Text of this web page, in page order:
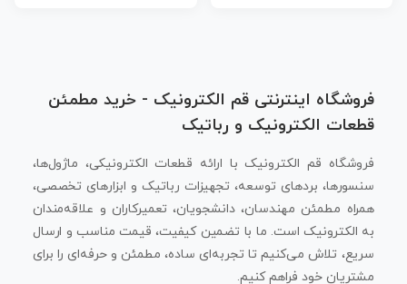
فروشگاه اینترنتی قم الکترونیک - خرید مطمئن
قطعات الکترونیک و رباتیک
فروشگاه قم الکترونیک با ارائه قطعات الکترونیکی، ماژول‌ها،
سنسورها، بردهای توسعه، تجهیزات رباتیک و ابزارهای تخصصی،
همراه مطمئن مهندسان، دانشجویان، تعمیرکاران و علاقه‌مندان
به الکترونیک است. ما با تضمین کیفیت، قیمت مناسب و ارسال
سریع، تلاش می‌کنیم تا تجربه‌ای ساده، مطمئن و حرفه‌ای را برای
مشتریان خود فراهم کنیم.